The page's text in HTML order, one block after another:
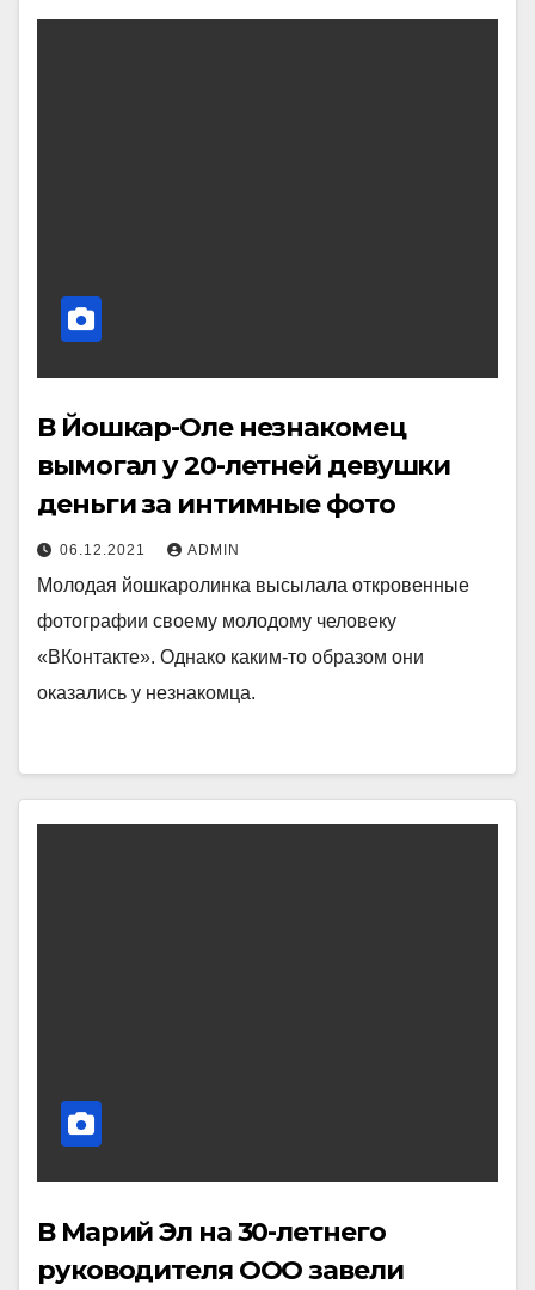
В Йошкар-Оле незнакомец
вымогал у 20-летней девушки
деньги за интимные фото
06.12.2021 ADMIN
Молодая йошкаролинка высылала откровенные
фотографии своему молодому человеку
«ВКонтакте». Однако каким-то образом они
оказались у незнакомца.
В Марий Эл на 30-летнего
руководителя ООО завели